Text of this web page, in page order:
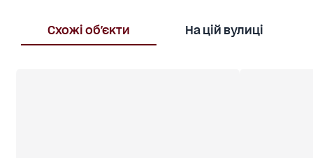
Схожі об'єкти На цій вулиці